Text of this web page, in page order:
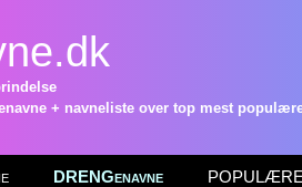
+ navneliste over top mest
DRENGenavne POPULÆRE